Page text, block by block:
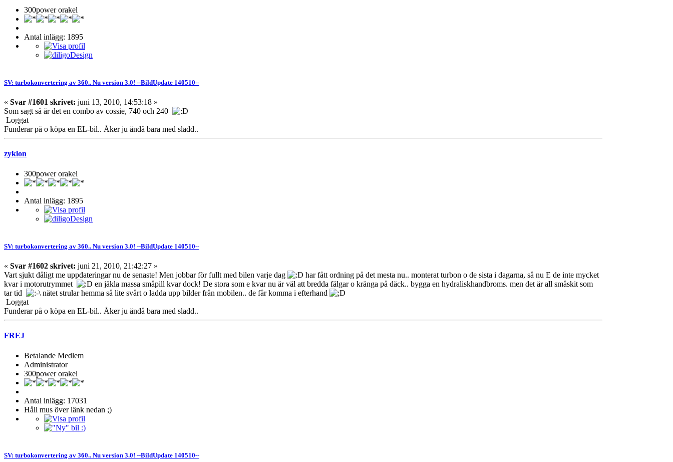
300power orakel
Antal inlägg: 1895
SV: turbokonvertering av 360.. Nu version 3.0! --BildUpdate 140510--
« Svar #1601 skrivet: juni 13, 2010, 14:53:18 »
Som sagt så är det en combo av cossie, 740 och 240
Loggat
Funderar på o köpa en EL-bil.. Åker ju ändå bara med sladd..
zyklon
300power orakel
Antal inlägg: 1895
SV: turbokonvertering av 360.. Nu version 3.0! --BildUpdate 140510--
« Svar #1602 skrivet: juni 21, 2010, 21:42:27 »
Vart sjukt dåligt me uppdateringar nu de senaste! Men jobbar för fullt med bilen varje dag
har fått ordning på det mesta nu.. monterat turbon o de sista i dagarna, så nu E de inte mycket
kvar i motorutrymmet
en jäkla massa småpill kvar dock! De stora som e kvar nu är väl att bredda fälgar o kränga på däck.. bygga en hydraliskhandbroms. men det är all småskit som
tar tid
nätet strular hemma så lite svårt o ladda upp bilder från mobilen.. de får komma i efterhand
Loggat
Funderar på o köpa en EL-bil.. Åker ju ändå bara med sladd..
FREJ
Betalande Medlem
Administrator
300power orakel
Antal inlägg: 17031
Håll mus över länk nedan ;)
SV: turbokonvertering av 360.. Nu version 3.0! --BildUpdate 140510--